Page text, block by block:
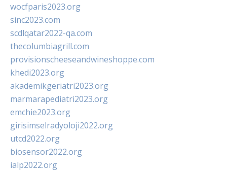
wocfparis2023.org
sinc2023.com
scdlqatar2022-qa.com
thecolumbiagrill.com
provisionscheeseandwineshoppe.com
khedi2023.org
akademikgeriatri2023.org
marmarapediatri2023.org
emchie2023.org
girisimselradyoloji2022.org
utcd2022.org
biosensor2022.org
ialp2022.org